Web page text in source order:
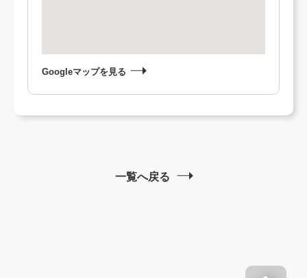
Googleマップを見る
一覧へ戻る